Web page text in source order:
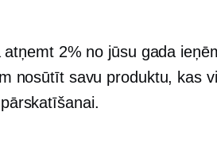
atņemt 2% no jūsu gada
nosūtīt savu produktu, kas